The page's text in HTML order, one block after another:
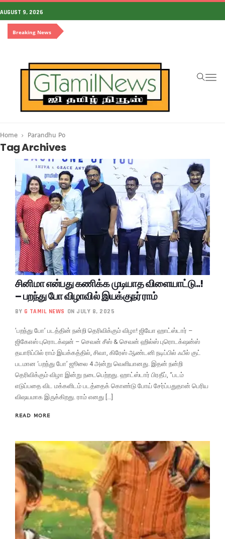
AUGUST 9, 2026
Breaking News
Home Parandhu Po
Tag Archives
சினிமா என்பது கணிக்க முடியாத விளையாட்டு..!
– பறந்து போ விழாவில் இயக்குநர் ராம்
BY G TAMIL NEWS ON JULY 8, 2025
’பறந்து போ’ படத்தின் நன்றி தெரிவிக்கும் விழா! ஜியோ ஹாட்ஸ்டார் –
ஜிகேஎஸ் புரொடக்‌ஷன் – செவன் சீஸ் & செவன் ஹில்ஸ் புரொடக்‌ஷன்ஸ்
தயாரிப்பில் ராம் இயக்கத்தில், சிவா, கிரேஸ் ஆண்டனி நடிப்பில் ஃபீல் குட்
படமான ‘பறந்து போ’ ஜூலை 4 அன்று வெளியானது. இதன் நன்றி
தெரிவிக்கும் விழா இன்று நடைபெற்றது. ஹாட்ஸ்டார் பிரதீப், “படம்
எடுப்பதை விட மக்களிடம் படத்தைக் கொண்டு போய் சேர்ப்பதுதான் பெரிய
விஷயமாக இருக்கிறது. ராம் எனது […]
READ MORE